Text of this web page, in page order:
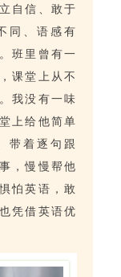
自信、敢于
同、语感有
班里曾有一
课堂上从不
我没有一味
上给他简单
带着逐句跟
，慢慢帮他
怕英语，敢
凭借英语优